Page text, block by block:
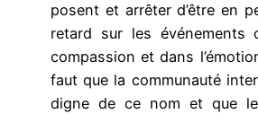
posent et arrêter d’être en
retard sur les événements
compassion et dans
faut que la communauté
digne de ce nom et que